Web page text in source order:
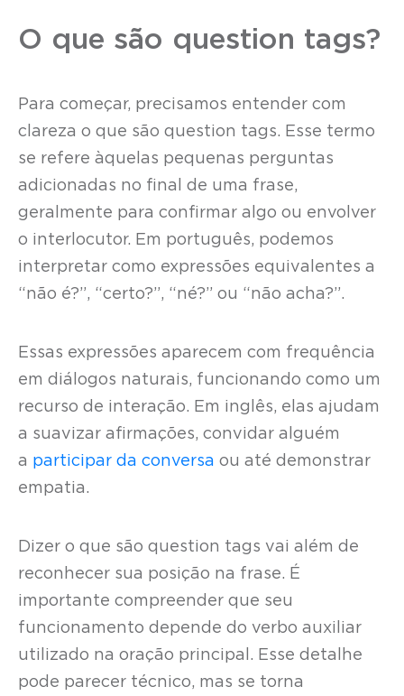
O que são question tags?
Para começar, precisamos entender com
clareza o que são question tags. Esse termo
se refere àquelas pequenas perguntas
adicionadas no final de uma frase,
geralmente para confirmar algo ou envolver
o interlocutor. Em português, podemos
interpretar como expressões equivalentes a
“não é?”, “certo?”, “né?” ou “não acha?”.
Essas expressões aparecem com frequência
em diálogos naturais, funcionando como um
recurso de interação. Em inglês, elas ajudam
a suavizar afirmações, convidar alguém
a participar da conversa ou até demonstrar
empatia.
Dizer o que são question tags vai além de
reconhecer sua posição na frase. É
importante compreender que seu
funcionamento depende do verbo auxiliar
utilizado na oração principal. Esse detalhe
pode parecer técnico, mas se torna